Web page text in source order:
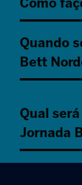
Quando
Bett
Qual
Jornada